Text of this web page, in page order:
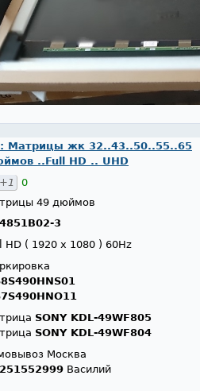
Матрицы жк 32..43..50..55..65
..Full HD .. UHD
+1
0
49 дюймов
3
HD ( 1920 x 1080 ) 60Hz
SONY KDL-49WF805
SONY KDL-49WF804
Москва
Василий